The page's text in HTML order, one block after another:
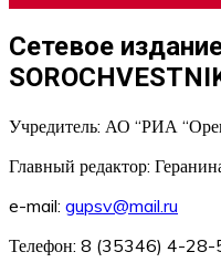
Сетевое
Учредитель: АО “РИА
Главный редактор:
e-mail: gupsv@mail.ru
Телефон: 8 (35346) 4-28-